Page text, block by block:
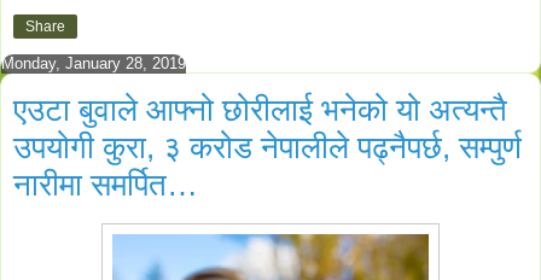
Share
Monday, January 28, 2019
एउटा बुवाले आफ्नो छोरीलाई भनेको यो अत्यन्तै
उपयोगी कुरा, ३ करोड नेपालीले पढ्नैपर्छ, सम्पुर्ण
नारीमा समर्पित…